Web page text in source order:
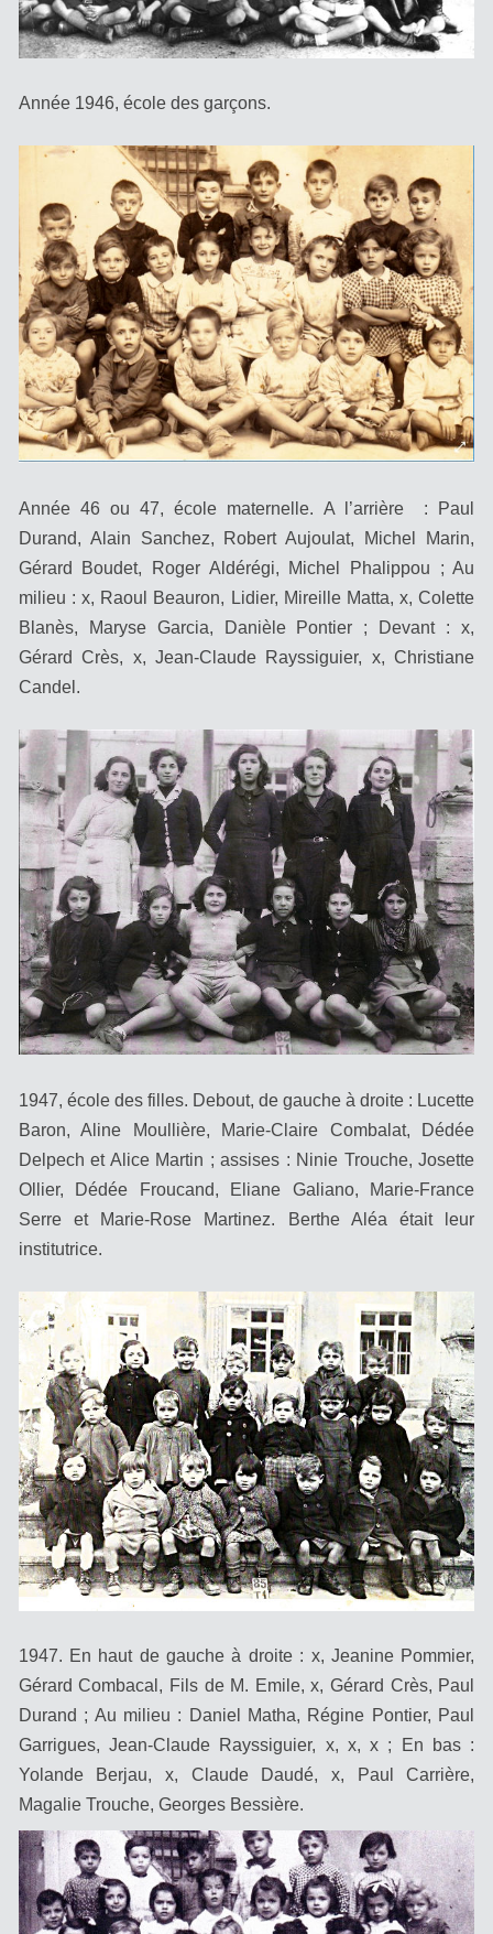
Année 1946, école des garçons.
Année 46 ou 47, école maternelle. A l’arrière : Paul
Durand, Alain Sanchez, Robert Aujoulat, Michel Marin,
Gérard Boudet, Roger Aldérégi, Michel Phalippou ; Au
milieu : x, Raoul Beauron, Lidier, Mireille Matta, x, Colette
Blanès, Maryse Garcia, Danièle Pontier ; Devant : x,
Gérard Crès, x, Jean-Claude Rayssiguier, x, Christiane
Candel.
1947, école des filles. Debout, de gauche à droite : Lucette
Baron, Aline Moullière, Marie-Claire Combalat, Dédée
Delpech et Alice Martin ; assises : Ninie Trouche, Josette
Ollier, Dédée Froucand, Eliane Galiano, Marie-France
Serre et Marie-Rose Martinez. Berthe Aléa était leur
institutrice.
1947. En haut de gauche à droite : x, Jeanine Pommier,
Gérard Combacal, Fils de M. Emile, x, Gérard Crès, Paul
Durand ; Au milieu : Daniel Matha, Régine Pontier, Paul
Garrigues, Jean-Claude Rayssiguier, x, x, x ; En bas :
Yolande Berjau, x, Claude Daudé, x, Paul Carrière,
Magalie Trouche, Georges Bessière.